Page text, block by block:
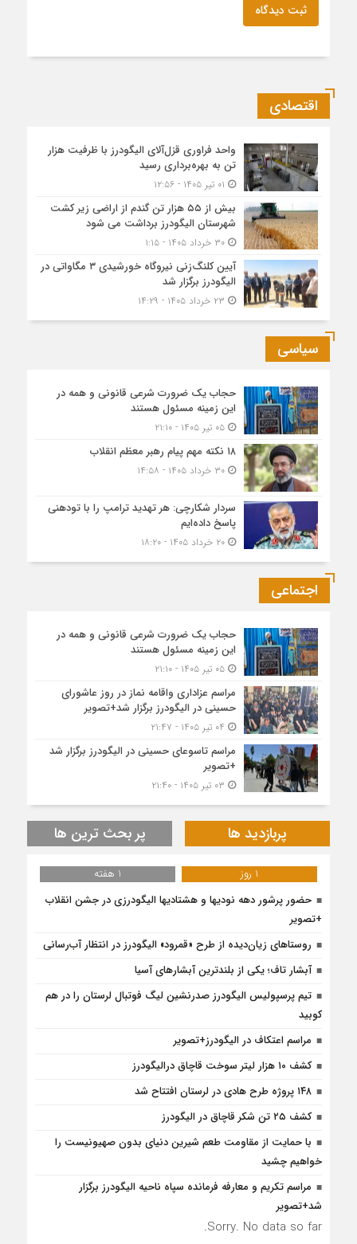
ثبت دیدگاه
اقتصادی
واحد فراوری قزل‌آلای الیگودرز با ظرفیت هزار
تن به بهره‌برداری رسید
بیش از ۵۵ هزار تن گندم از اراضی زیر کشت
شهرستان الیگودرز برداشت می شود
۳۰ خرداد ۱۴۰۵ - ۱:۱۵
آیین کلنگ‌زنی نیروگاه خورشیدی ۳ مگاواتی در
الیگودرز برگزار شد
سیاسی
حجاب یک ضرورت شرعی قانونی و همه در
این زمینه مسئول هستند
۰۵ تیر ۱۴۰۵ - ۲۱:۱۰
۱۸ نکته مهم پیام رهبر معظم انقلاب
۳۰ خرداد ۱۴۰۵ - ۱۴:۵۸
سردار شکارچی: هر تهدید ترامپ را با تودهنی
پاسخ داده‌ایم
۲۰ خرداد ۱۴۰۵ - ۱۸:۲۰
اجتماعی
حجاب یک ضرورت شرعی قانونی و همه در
این زمینه مسئول هستند
۰۵ تیر ۱۴۰۵ - ۲۱:۱۰
مراسم عزاداری واقامه نماز در روز عاشورای
حسینی در الیگودرز برگزار شد+تصویر
مراسم تاسوعای حسینی در الیگودرز برگزار شد
+تصویر
پربازدید ها پر بحث ترین ها
1 روز
1 هفته
حضور پرشور دهه نودیها و هشتادیها الیگودرزی در جشن انقلاب
+تصویر
روستاهای زیان‌دیده از طرح «قمرود» الیگودرز در انتظار آب‌رسانی
آبشار تاف؛ یکی از بلندترین آبشارهای آسیا
تیم پرسپولیس الیگودرز صدرنشین لیگ فوتبال لرستان را در هم
کوبید
مراسم اعتکاف در الیگودرز+تصویر
کشف ۱۰ هزار لیتر سوخت قاچاق درالیگودرز
۱۴۸ پروژه طرح هادی در لرستان افتتاح شد
کشف ۲۵ تن شکر قاچاق در الیگودرز
با حمایت از مقاومت طعم شیرین دنیای بدون صهیونیست را
خواهیم چشید
مراسم تکریم و معارفه فرمانده سپاه ناحیه الیگودرز برگزار
شد+تصویر
Sorry. No data so far.